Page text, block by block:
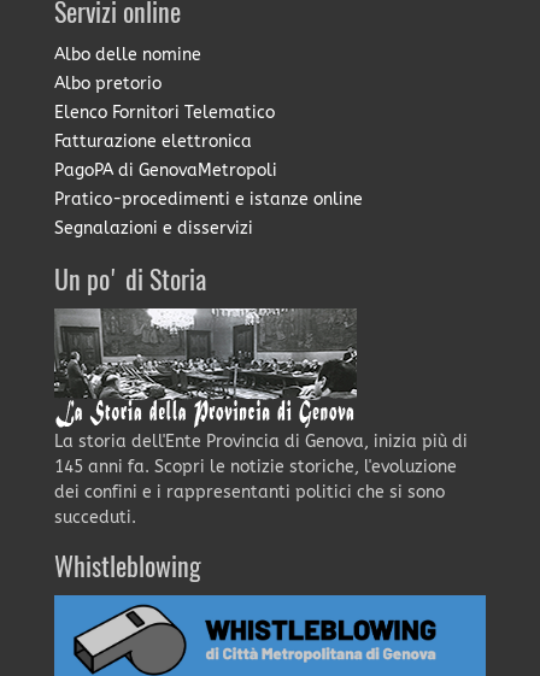
Servizi online
Albo delle nomine
Albo pretorio
Elenco Fornitori Telematico
Fatturazione elettronica
PagoPA di GenovaMetropoli
Pratico-procedimenti e istanze online
Segnalazioni e disservizi
Un po' di Storia
La storia dell'Ente Provincia di Genova, inizia più di
145 anni fa. Scopri le notizie storiche, l'evoluzione
dei confini e i rappresentanti politici che si sono
succeduti.
Whistleblowing